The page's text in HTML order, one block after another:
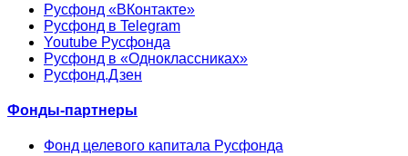
Русфонд «ВКонтакте»
Русфонд в Telegram
Youtube Русфонда
Русфонд в «Одноклассниках»
Русфонд.Дзен
Фонды-партнеры
Фонд целевого капитала Русфонда